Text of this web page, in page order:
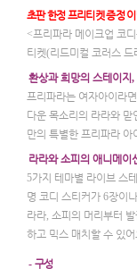
초판 한정 프리티켓 증정
<프리파라 메이크업 코
티켓(리드미컬 코러스 드
환상과 희망의 스테이지 ,
프리파라는 여자아이라
다운 목소리의 라라와
만의 특별한 프리파라
라라와 소피의 애니메이
5가지 테마별 라이브 스
명 코디 스티커가 6장이
라라, 소피의 머리부터
하고 믹스 매치할 수 있
- 구성